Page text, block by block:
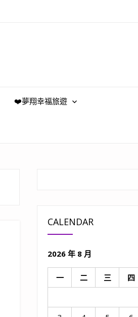
❤️夢翔幸福旅遊
CALENDAR
2026 年 8 月
一 二 三 四